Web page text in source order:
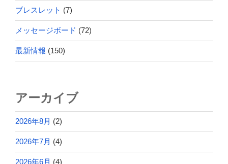
ブレスレット (7)
メッセージボード (72)
最新情報 (150)
アーカイブ
2026年8月 (2)
2026年7月 (4)
2026年6月 (4)